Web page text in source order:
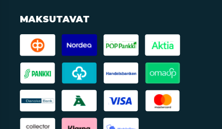
MAKSUTAVAT